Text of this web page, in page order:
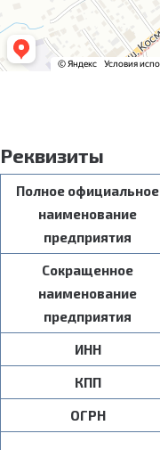
Реквизиты
Полное официальное
наименование
предприятия
Сокращенное
наименование
предприятия
ИНН
КПП
ОГРН